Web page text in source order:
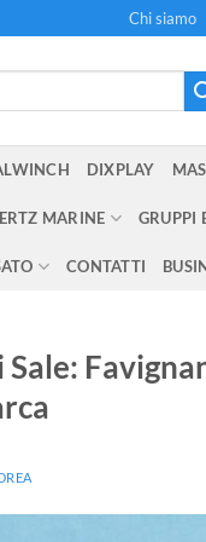
Chi siamo
DIXPLAY
MARINE GRUPPI
CONTATTI